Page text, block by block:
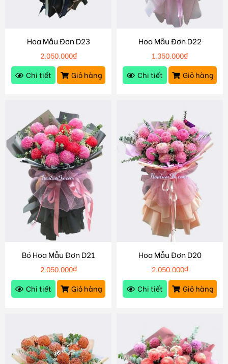
Hoa Mẫu Đơn D23
2.050.000₫
Chi tiết
Giỏ hàng
Hoa Mẫu Đơn D22
1.350.000₫
Chi tiết
Giỏ hàng
Bó Hoa Mẫu Đơn D21
2.050.000₫
Chi tiết
Giỏ hàng
Hoa Mẫu Đơn D20
2.050.000₫
Chi tiết
Giỏ hàng